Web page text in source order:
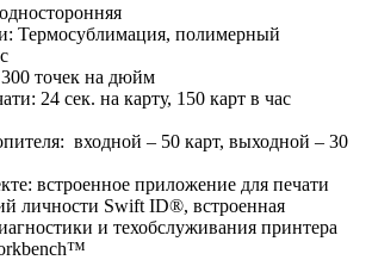
Термосублимация, полимерный
точек на дюйм
24 сек. на карту, 150 карт в час
входной – 50 карт, выходной – 30
встроенное приложение для печати
личности Swift ID®, встроенная
и техобслуживания принтера